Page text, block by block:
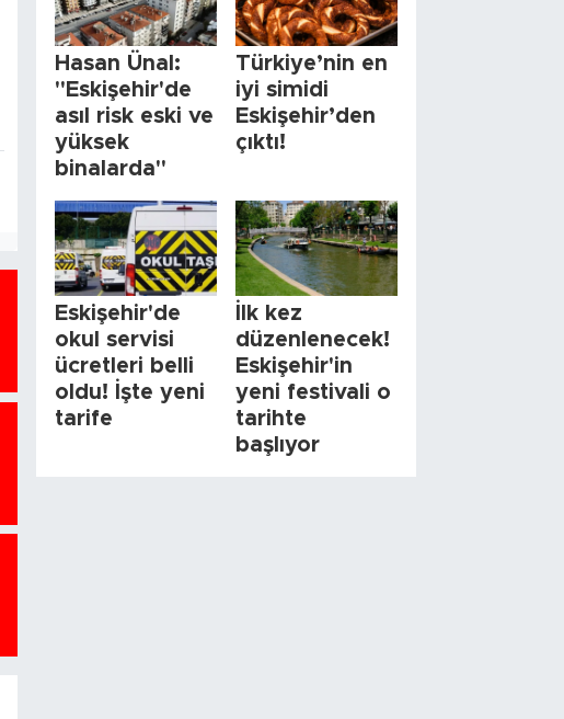
Hasan Ünal:
"Eskişehir'de
asıl risk eski ve
yüksek
binalarda"
Türkiye’nin en
iyi simidi
Eskişehir’den
çıktı!
Eskişehir'de
okul servisi
ücretleri belli
oldu! İşte yeni
tarife
İlk kez
düzenlenecek!
Eskişehir'in
yeni festivali o
tarihte
başlıyor